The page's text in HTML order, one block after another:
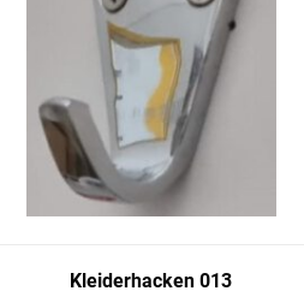
Kleiderhacken 013